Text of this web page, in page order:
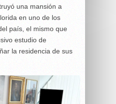
una mansión a
en uno de los
país, el mismo que
estudio de
la residencia de sus